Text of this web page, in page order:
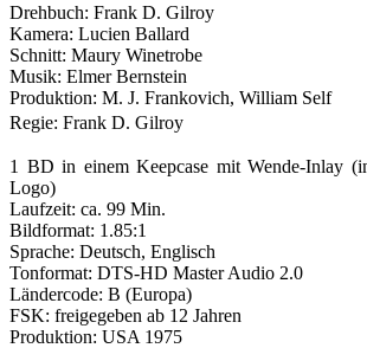
Drehbuch: Frank D. Gilroy
Kamera: Lucien Ballard
Schnitt: Maury Winetrobe
Musik: Elmer Bernstein
Produktion: M. J. Frankovich, William Self
Regie: Frank D. Gilroy
1 BD in einem Keepcase mit Wende-Inlay
Logo)
Laufzeit: ca. 99 Min.
Bildformat: 1.85:1
Sprache: Deutsch, Englisch
Tonformat: DTS-HD Master Audio 2.0
Ländercode: B (Europa)
FSK: freigegeben ab 12 Jahren
Produktion: USA 1975